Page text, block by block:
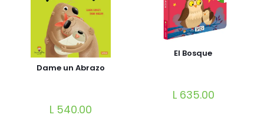
Dame un Abrazo
L540.00
El Bosque
L635.00